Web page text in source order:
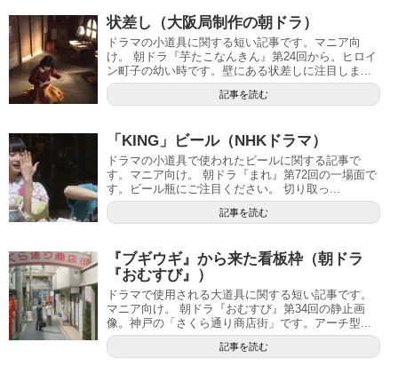
状差し（大阪局制作の朝ドラ）
ドラマの小道具に関する短い記事です。マニア向
け。 朝ドラ『芋たこなんきん』第24回から。ヒロイ
ン町子の幼い時です。壁にある状差しに注目しま...
記事を読む
「KING」ビール（NHKドラマ）
ドラマの小道具で使われたビールに関する記事で
す。マニア向け。 朝ドラ『まれ』第72回の一場面で
す。ビール瓶にご注目ください。 切り取っ...
記事を読む
『ブギウギ』から来た看板枠（朝ドラ
『おむすび』）
ドラマで使用される大道具に関する短い記事です。
マニア向け。 朝ドラ『おむすび』第34回の静止画
像。神戸の「さくら通り商店街」です。アーチ型...
記事を読む